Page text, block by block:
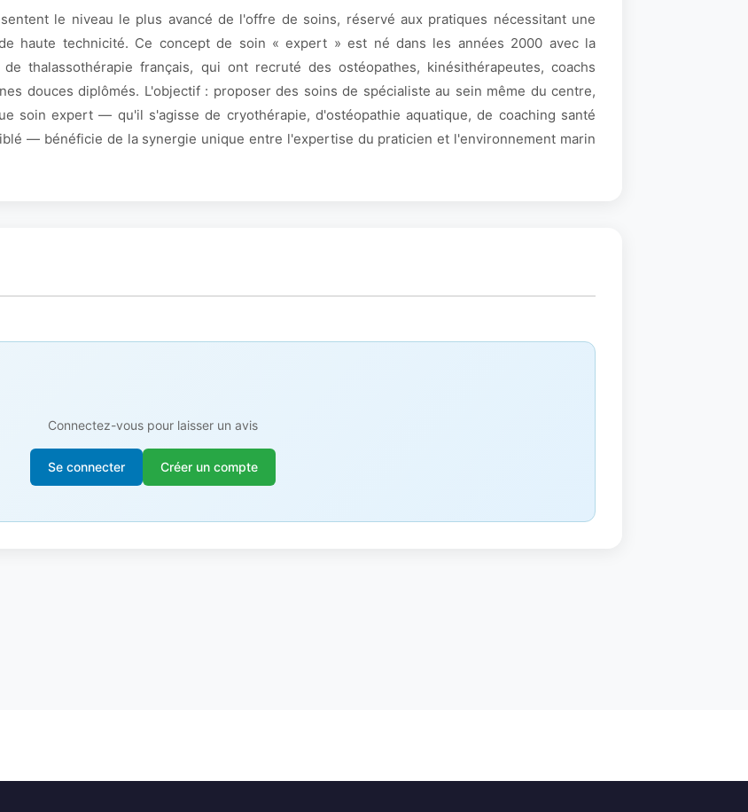
le niveau le plus avancé de l'offre de soins, réservé aux pratiques nécessitant une
haute technicité. Ce concept de soin « expert » est né dans les années 2000 avec la
thalassothérapie français, qui ont recruté des ostéopathes, kinésithérapeutes, coachs
douces diplômés. L'objectif : proposer des soins de spécialiste au sein même du centre,
soin expert — qu'il s'agisse de cryothérapie, d'ostéopathie aquatique, de coaching santé
— bénéficie de la synergie unique entre l'expertise du praticien et l'environnement marin
Connectez-vous pour laisser un avis
Se connecter Créer un compte